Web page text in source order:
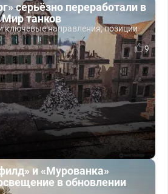
серьёзно переработали в
Мир танков
ключевые направления, позиции
9
и «Мурованка»
в обновлении